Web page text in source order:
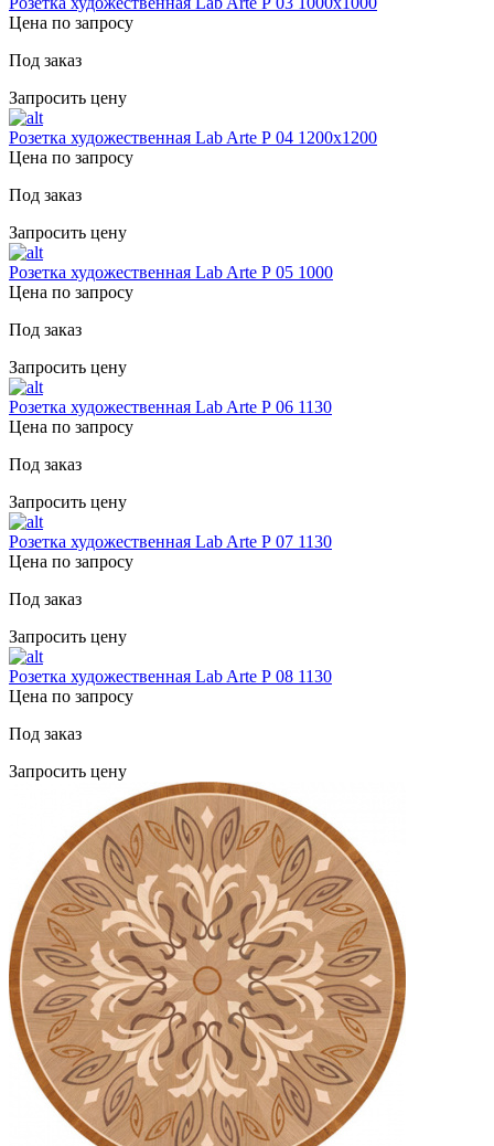
Цена по запросу
Под заказ
Запросить цену
Розетка художественная Lab Arte Р 04 1200х1200
Цена по запросу
Под заказ
Запросить цену
Розетка художественная Lab Arte Р 05 1000
Цена по запросу
Под заказ
Запросить цену
Розетка художественная Lab Arte Р 06 1130
Цена по запросу
Под заказ
Запросить цену
Розетка художественная Lab Arte Р 07 1130
Цена по запросу
Под заказ
Запросить цену
Розетка художественная Lab Arte Р 08 1130
Цена по запросу
Под заказ
Запросить цену